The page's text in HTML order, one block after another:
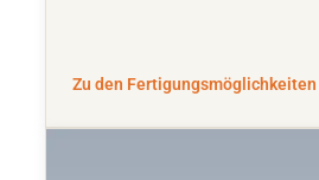
Zu den Fertigungsmöglichkeiten